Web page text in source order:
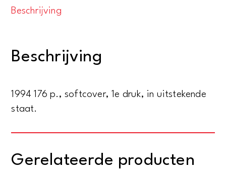
Beschrijving
Beschrijving
1994 176 p., softcover, 1e druk, in uitstekende
staat.
Gerelateerde producten